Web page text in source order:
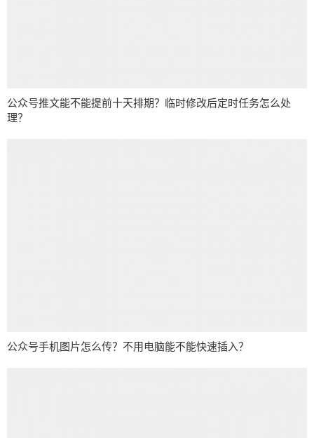
公众号推文能不能提前十天排期？临时修改后定时任务怎么处
理？
公众号手机图片怎么传？不用电脑能不能快速插入？